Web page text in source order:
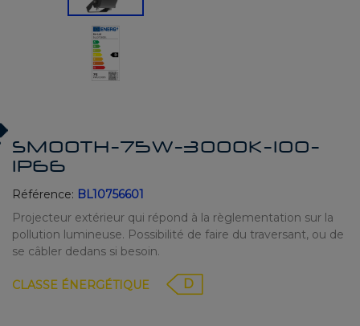
SMOOTH-75W-3000K-100-
IP66
Référence: BL10756601
Projecteur extérieur qui répond à la règlementation sur la
pollution lumineuse. Possibilité de faire du traversant, ou de
se câbler dedans si besoin.
CLASSE ÉNERGÉTIQUE D